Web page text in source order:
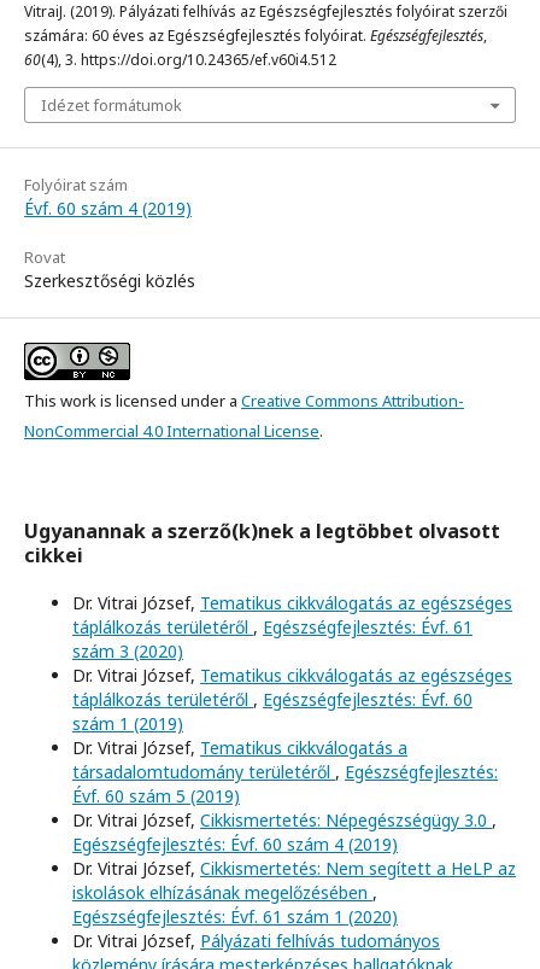
VitraiJ. (2019). Pályázati felhívás az Egészségfejlesztés folyóirat szerzői
számára: 60 éves az Egészségfejlesztés folyóirat. Egészségfejlesztés,
60(4), 3. https://doi.org/10.24365/ef.v60i4.512
Idézet formátumok
Folyóirat szám
Évf. 60 szám 4 (2019)
Rovat
Szerkesztőségi közlés
This work is licensed under a Creative Commons Attribution-
NonCommercial 4.0 International License.
Ugyanannak a szerző(k)nek a legtöbbet olvasott
cikkei
Dr. Vitrai József, Tematikus cikkválogatás az egészséges
táplálkozás területéről , Egészségfejlesztés: Évf. 61
szám 3 (2020)
Dr. Vitrai József, Tematikus cikkválogatás az egészséges
táplálkozás területéről , Egészségfejlesztés: Évf. 60
szám 1 (2019)
Dr. Vitrai József, Tematikus cikkválogatás a
társadalomtudomány területéről , Egészségfejlesztés:
Évf. 60 szám 5 (2019)
Dr. Vitrai József, Cikkismertetés: Népegészségügy 3.0 ,
Egészségfejlesztés: Évf. 60 szám 4 (2019)
Dr. Vitrai József, Cikkismertetés: Nem segített a HeLP az
iskolások elhízásának megelőzésében ,
Egészségfejlesztés: Évf. 61 szám 1 (2020)
Dr. Vitrai József, Pályázati felhívás tudományos